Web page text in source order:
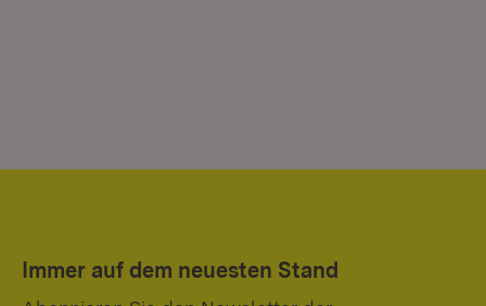
Immer auf dem neuesten Stand